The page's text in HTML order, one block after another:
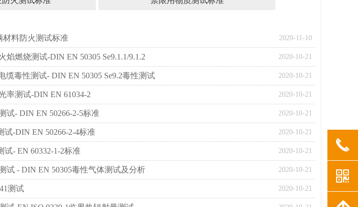
2020-11-10
材料防火测试标准
2020-10-21
燃烧测试-DIN EN 50305 Se9.1.1/9.1.2
2020-10-21
缆毒性测试- DIN EN 50305 Se9.2毒性测试
2020-10-21
率测试-DIN EN 61034-2
2020-10-21
试- DIN EN 50266-2-5标准
2020-10-21
-DIN EN 50266-2-4标准
2020-10-21
- EN 60332-1-2标准
2020-10-21
试 - DIN EN 50305毒性气体测试及分析
2020-10-21
测试
끅
낃